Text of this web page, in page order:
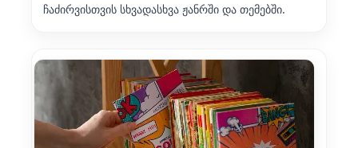
ჩაძირვისთვის სხვადასხვა ჟანრში და თემებში.